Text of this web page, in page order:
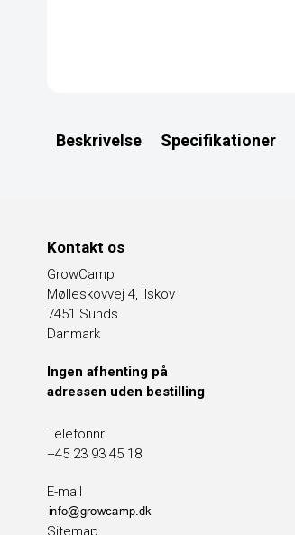
Beskrivelse Specifikationer
Kontakt os
GrowCamp
Mølleskovvej 4, Ilskov
7451 Sunds
Danmark
Ingen afhenting på
adressen uden bestilling
Telefonnr.
+45 23 93 45 18
E-mail
Sitemap